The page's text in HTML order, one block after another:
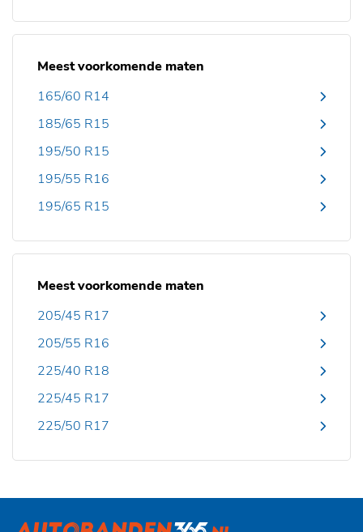
Meest voorkomende maten
165/60 R14
185/65 R15
195/50 R15
195/55 R16
195/65 R15
Meest voorkomende maten
205/45 R17
205/55 R16
225/40 R18
225/45 R17
225/50 R17